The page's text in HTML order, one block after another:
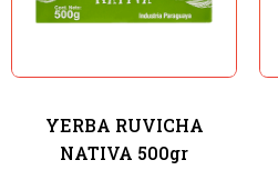
YERBA RUVICHA
NATIVA 500gr